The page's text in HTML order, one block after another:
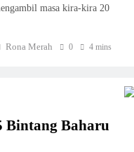
masa kira-kira 20
Rona Merah 0 4 mins
Bintang Baharu